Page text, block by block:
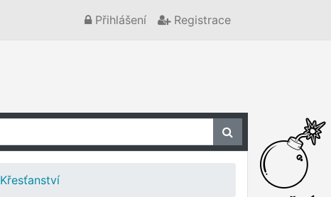
Přihlášení Registrace
Křesťanství